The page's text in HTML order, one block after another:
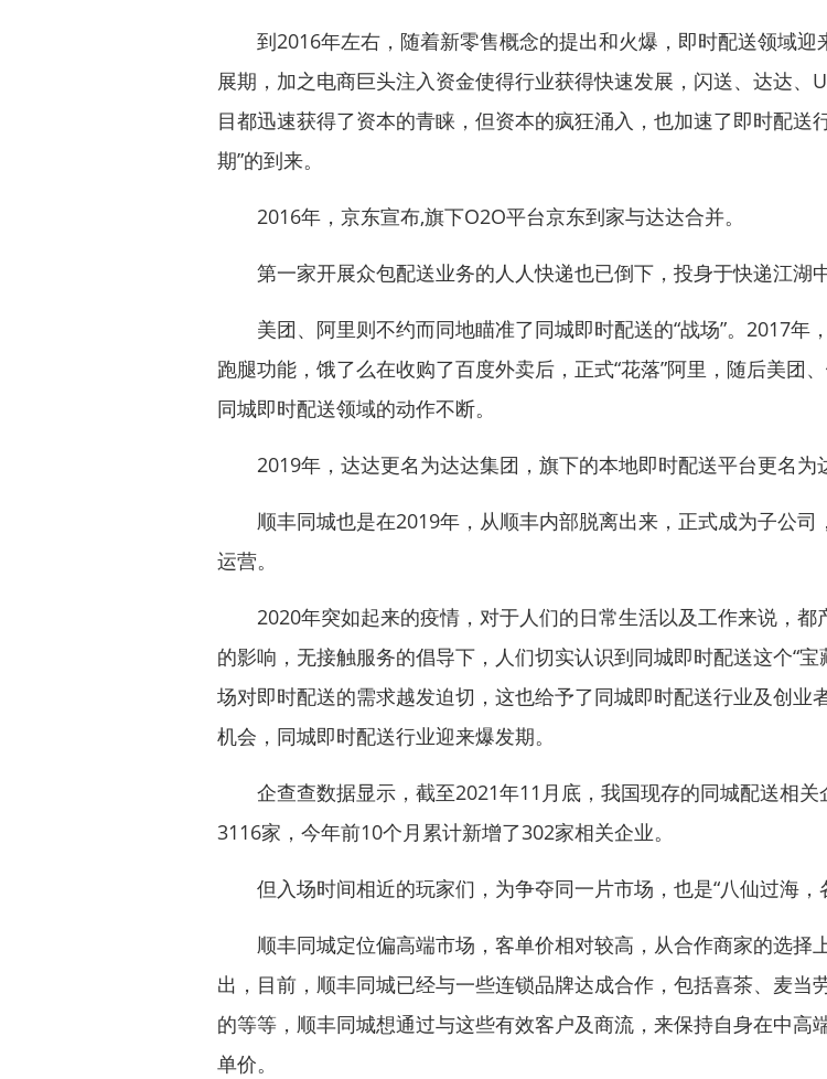
到2016年左右，随着新零售概念的提出和火爆，即时配送领域迎
展期，加之电商巨头注入资金使得行业获得快速发展，闪送、达达、
目都迅速获得了资本的青睐，但资本的疯狂涌入，也加速了即时配送
期”的到来。
2016年，京东宣布,旗下O2O平台京东到家与达达合并。
第一家开展众包配送业务的人人快递也已倒下，投身于快递江湖中
美团、阿里则不约而同地瞄准了同城即时配送的“战场”。2017年
跑腿功能，饿了么在收购了百度外卖后，正式“花落”阿里，随后美团
同城即时配送领域的动作不断。
2019年，达达更名为达达集团，旗下的本地即时配送平台更名为
顺丰同城也是在2019年，从顺丰内部脱离出来，正式成为子公司
运营。
2020年突如起来的疫情，对于人们的日常生活以及工作来说，都
的影响，无接触服务的倡导下，人们切实认识到同城即时配送这个“宝
场对即时配送的需求越发迫切，这也给予了同城即时配送行业及创业
机会，同城即时配送行业迎来爆发期。
企查查数据显示，截至2021年11月底，我国现存的同城配送相关
3116家，今年前10个月累计新增了302家相关企业。
但入场时间相近的玩家们，为争夺同一片市场，也是“八仙过海，
顺丰同城定位偏高端市场，客单价相对较高，从合作商家的选择
出，目前，顺丰同城已经与一些连锁品牌达成合作，包括喜茶、麦当
的等等，顺丰同城想通过与这些有效客户及商流，来保持自身在中高
单价。